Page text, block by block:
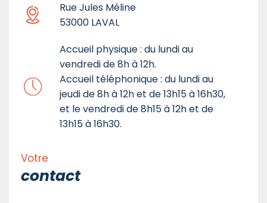
Rue Jules Méline
53000 LAVAL
Accueil physique : du lundi au
vendredi de 8h à 12h.
Accueil téléphonique : du lundi au
jeudi de 8h à 12h et de 13h15 à 16h30,
et le vendredi de 8h15 à 12h et de
13h15 à 16h30.
Votre
contact